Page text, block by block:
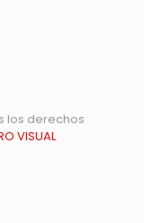
los derechos
VISUAL